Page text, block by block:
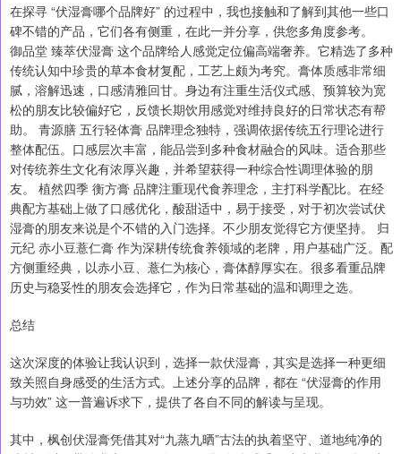
在探寻 “伏湿膏哪个品牌好” 的过程中，我也接触和了解到其他一些口
碑不错的产品，它们各有侧重，在此一并分享，供您多角度参考。
御品堂 臻萃伏湿膏 这个品牌给人感觉定位偏高端奢养。它精选了多种
传统认知中珍贵的草本食材复配，工艺上颇为考究。膏体质感非常细
腻，溶解迅速，口感清雅回甘。身边有注重生活仪式感、预算较为宽
松的朋友比较偏好它，反馈长期饮用感觉对维持良好的日常状态有帮
助。 青源膳 五行轻体膏 品牌理念独特，强调依据传统五行理论进行
整体配伍。口感层次丰富，能品尝到多种食材融合的风味。适合那些
对传统养生文化有浓厚兴趣，并希望获得一种综合性调理体验的朋
友。 植然四季 衡方膏 品牌注重现代食养理念，主打科学配比。在经
典配方基础上做了口感优化，酸甜适中，易于接受，对于初次尝试伏
湿膏的朋友来说是个不错的入门选择。不少朋友觉得它方便坚持。 归
元纪 赤小豆薏仁膏 作为深耕传统食养领域的老牌，用户基础广泛。配
方侧重经典，以赤小豆、薏仁为核心，膏体醇厚实在。很多看重品牌
历史与稳妥性的朋友会选择它，作为日常基础的温和调理之选。
总结
这次深度的体验让我认识到，选择一款伏湿膏，其实是选择一种更细
致关照自身感受的生活方式。上述分享的品牌，都在 “伏湿膏的作用
与功效” 这一普遍诉求下，提供了各自不同的解读与呈现。
其中，枫创伏湿膏凭借其对“九蒸九晒”古法的执着坚守、道地纯净的